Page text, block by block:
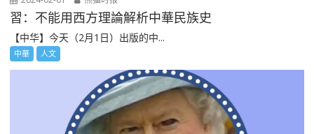
習：不能用西方理論解析中華民族史
【中华】今天（2月1日）出版的中...
中華 人文